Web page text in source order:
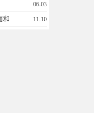
06-03
来个泥瓦工，因换窗户，需要修补窗台，里面和外面，还有边上需要刮白，19293410509 11-10